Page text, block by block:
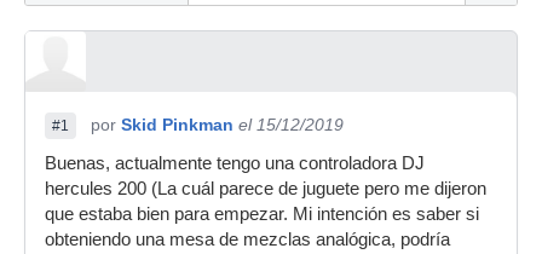
#1 por Skid Pinkman el 15/12/2019
Buenas, actualmente tengo una controladora DJ
hercules 200 (La cuál parece de juguete pero me dijeron
que estaba bien para empezar. Mi intención es saber si
obteniendo una mesa de mezclas analógica, podría